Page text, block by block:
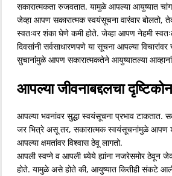
सकारात्मकता रुजवतात. यामुळे आपल्या आयुष्यात
जेव्हा आपण सकारात्मक स्वयंसूचना वारंवार बोलतो,
स्वतःवर शंका घेणे कमी होते. जेव्हा आपण नेहमी
दिवसांनी सर्वसाधारणपणे या सूचना आपल्या
सुचानांमुळे आपण सकारात्मकतेने आयुष्यातल्या
आपल्या जीवनाबद्दलचा
आपल्या भवनांवर सुद्धा स्वयंसूचना प्रभाव
जर भित्रे असू तर, सकारात्मक स्वयंसूचनांमुळे
आपल्या क्षमतांवर विश्वास ठेवू लागतो.
आपली स्वप्ने व आपली ध्येये ह्यांना नजरेसमोर ठेवून
होते. यामुळे असे होते की, आयुष्यात कितीही संकटे